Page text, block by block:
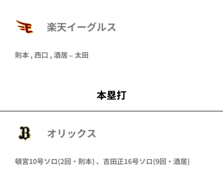
楽天イーグルス
則本 , 西口 , 酒居–太田
本塁打
オリックス
頓宮10号ソロ(2回・ 則本) 、 吉田正16号ソロ(9回・ 酒居)